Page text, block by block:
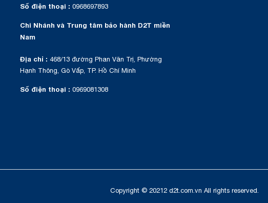
Số điện thoại : 0968697893
Chi Nhánh và Trung tâm bảo hành D2T miền
Nam
Địa chỉ : 468/13 đường Phan Văn Trị, Phường
Hạnh Thông, Gò Vấp, TP. Hồ Chí Minh
Số điện thoại : 0969081308
Copyright © 20212 d2t.com.vn All rights reserved.